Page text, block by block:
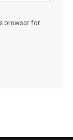
browser for